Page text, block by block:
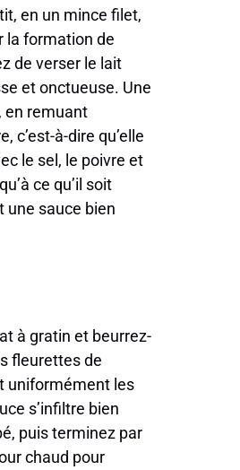
en un mince filet,
la formation de
de verser le lait
et onctueuse. Une
en remuant
c’est-à-dire qu’elle
le sel, le poivre et
ce qu’il soit
une sauce bien
à gratin et beurrez-
fleurettes de
uniformément les
s’infiltre bien
puis terminez par
chaud pour